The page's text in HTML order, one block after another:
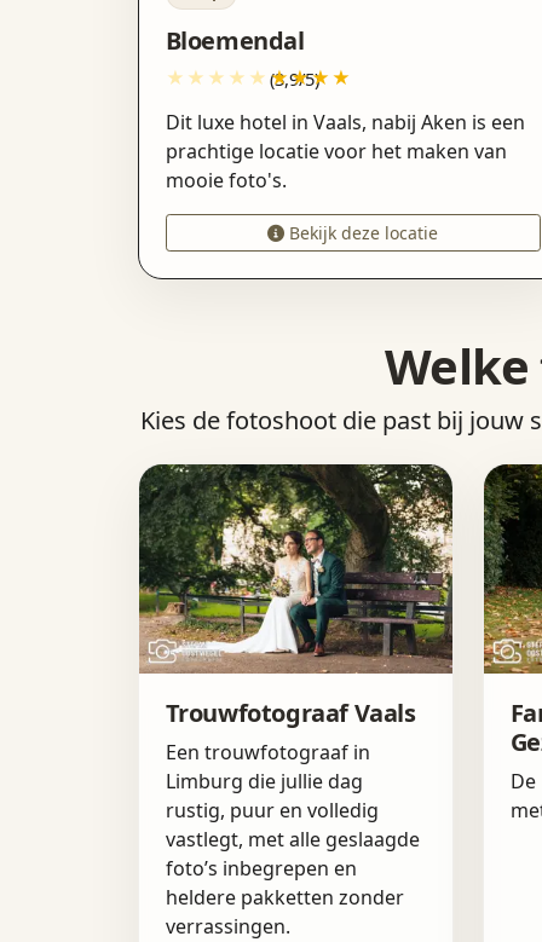
Bloemendal
(3,9/5)
Dit luxe hotel in Vaals, nabij Aken is een
prachtige locatie voor het maken van
mooie foto's.
Bekijk deze locatie
Kies de fotoshoot die past bij jouw
Trouwfotograaf Vaals
Een trouwfotograaf in
Limburg die jullie dag
rustig, puur en volledig
vastlegt, met alle geslaagde
foto’s inbegrepen en
heldere pakketten zonder
verrassingen.